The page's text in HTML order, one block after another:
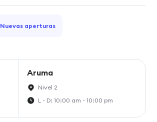
Nuevas aperturas
Aruma
Nivel 2
L - D: 10:00 am - 10:00 pm